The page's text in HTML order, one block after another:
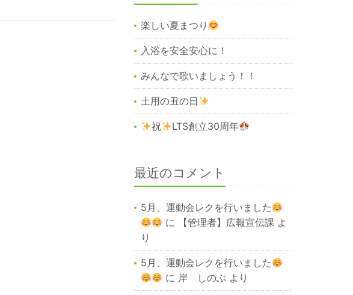
楽しい夏まつり
入浴を安全安心に！
みんなで歌いましょう！！
土用の丑の日
祝 LTS創立30周年
最近のコメント
5月、運動会レクを行いました
に
【管理者】広報宣伝課 よ
り
5月、運動会レクを行いました
に 岸 しのぶ より